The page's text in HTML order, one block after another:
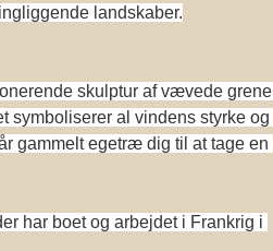
landskaber.
skulptur af vævede grene
symboliserer al vindens styrke og
gammelt egetræ dig til at tage en
har boet og arbejdet i Frankrig i